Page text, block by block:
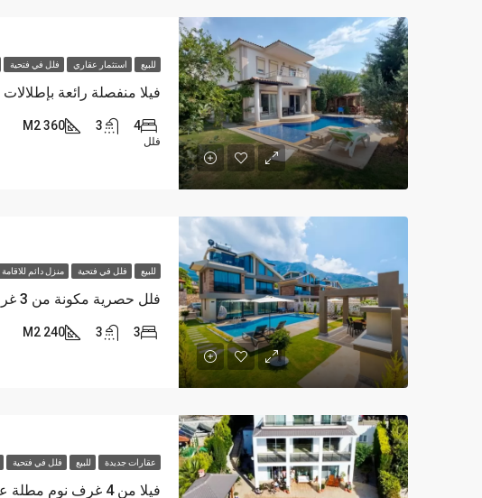
للبيع استثمار عقاري فلل في فتحية
4
3
360 M2
فلل
للبيع فلل في فتحية منزل دائم للاقامة
3
3
240 M2
عقارات جديدة للبيع فلل في فتحية